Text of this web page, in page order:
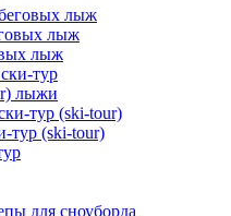
лыж
лыж
лыж
тур
лыжи
тур (ski-tour)
тур (ski-tour)
для сноуборда